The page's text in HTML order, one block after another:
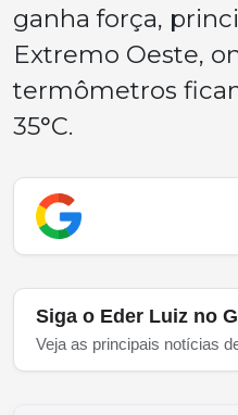
ganha força,
Extremo Oeste,
termômetros
35°C.
Siga o Eder Luiz no
Veja as principais notícias